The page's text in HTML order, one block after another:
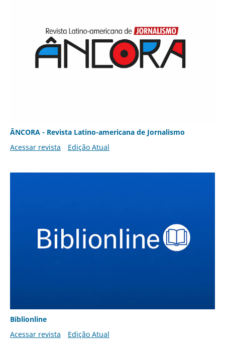
ÂNCORA - Revista Latino-americana de Jornalismo
Acessar revista
Edição Atual
Biblionline
Acessar revista
Edição Atual